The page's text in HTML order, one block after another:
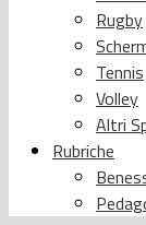
Rugby
Tennis
Volley
Altri
Rubriche